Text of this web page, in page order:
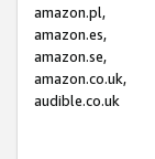
amazon.pl,
amazon.es,
amazon.se,
amazon.co.uk,
audible.co.uk